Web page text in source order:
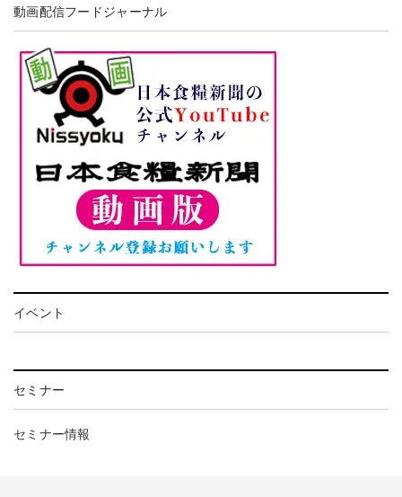
動画配信フードジャーナル
イベント
セミナー
セミナー情報